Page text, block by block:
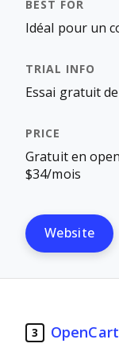
Idéal pour un
Essai gratuit
Gratuit en
$34/mois
Website
3 OpenCart